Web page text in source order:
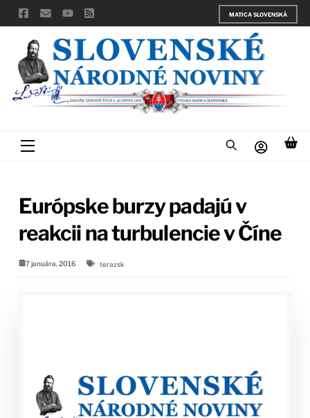
Skip
to
content
MATICA SLOVENSKÁ
Menu
Európske burzy padajú v
reakcii na turbulencie v Číne
7 januára, 2016 terazsk